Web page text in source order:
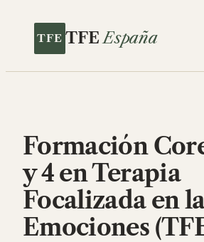
contenido
TFEEspaña
Formación
y 4 en Terapia
Focalizada en
Emociones